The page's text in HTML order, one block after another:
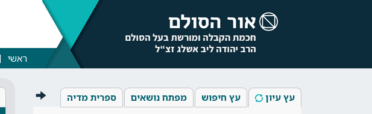
ראשי
עץ עיון עץ חיפוש מפתח נושאים ספרית מדיה